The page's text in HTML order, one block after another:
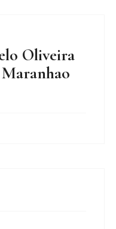
Oliveira